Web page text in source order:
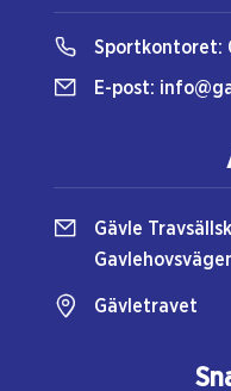
Sportkontoret:
E-post:
Gävle
Gävletravet